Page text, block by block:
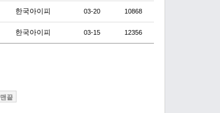
한국아이피 03-20 10868
한국아이피 03-15 12356
맨끝